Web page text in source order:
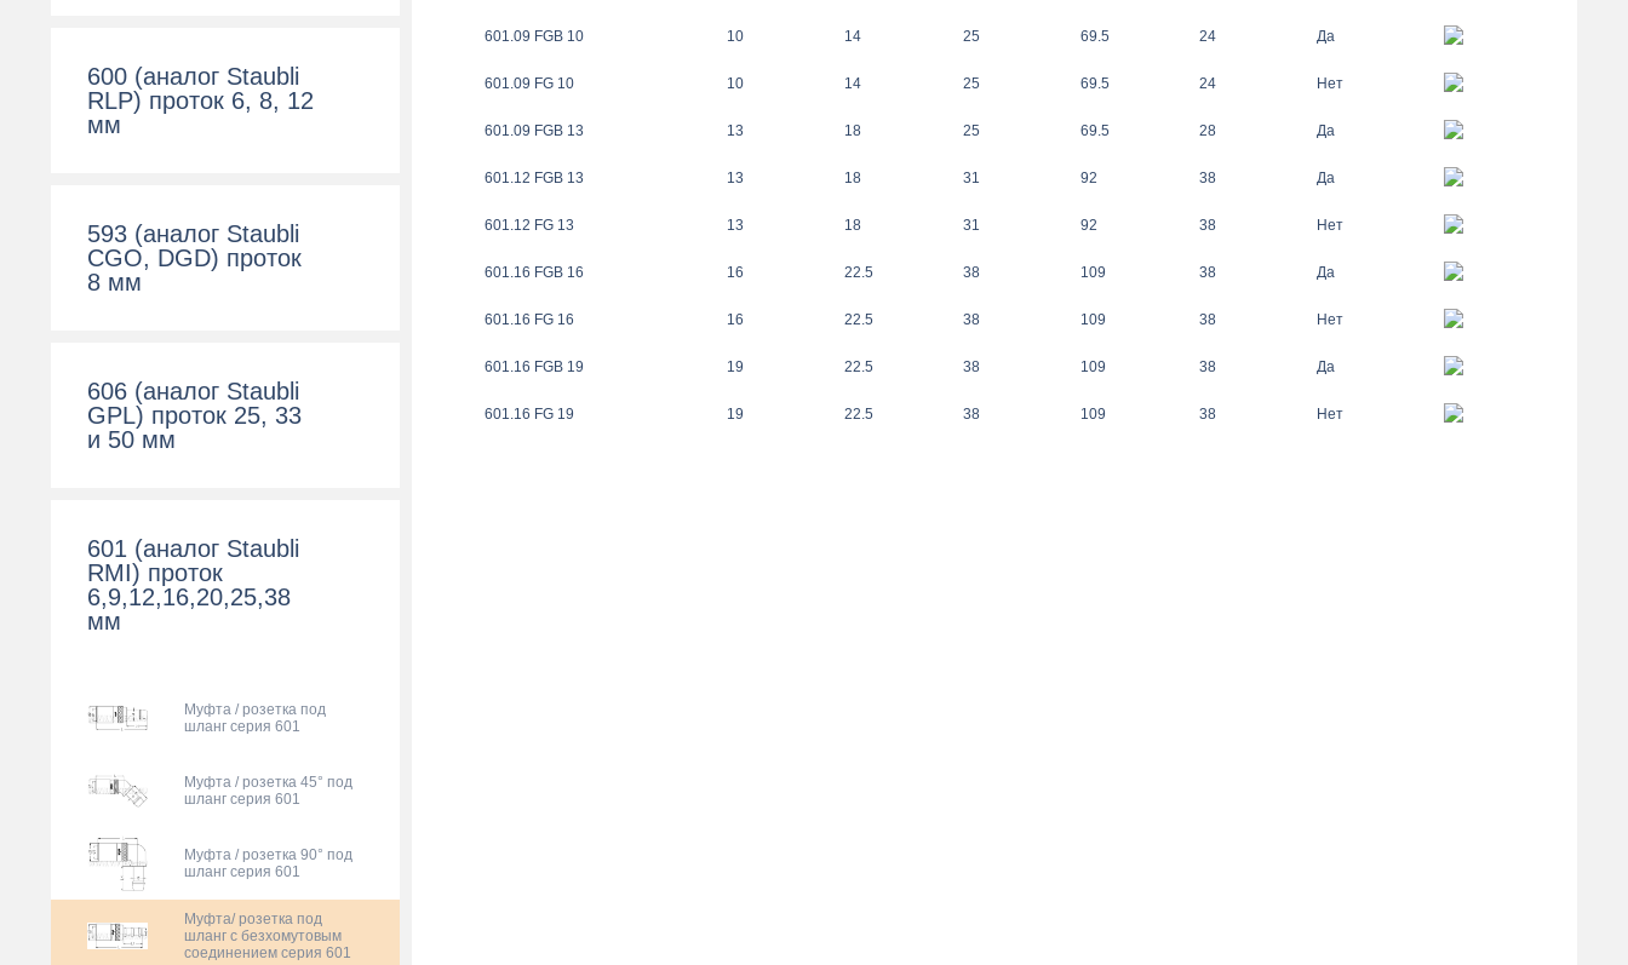
600 (aналог Staubli
RLP) проток 6, 8, 12
мм
593 (аналог Staubli
CGO, DGD) проток
8 мм
606 (аналог Staubli
GPL) проток 25, 33
и 50 мм
601 (аналог Staubli
RMI) проток
6,9,12,16,20,25,38
мм
Муфта / розетка под
шланг серия 601
Муфта / розетка 45° под
шланг серия 601
Муфта / розетка 90° под
шланг серия 601
Муфта/ розетка под
шланг с безхомутовым
соединением серия 601
601.09 FGB 10 10 14 25 69.5 24 Да
601.09 FG 10 10 14 25 69.5 24 Нет
601.09 FGB 13 13 18 25 69.5 28 Да
601.12 FGB 13 13 18 31 92 38 Да
601.12 FG 13 13 18 31 92 38 Нет
601.16 FGB 16 16 22.5 38 109 38 Да
601.16 FG 16 16 22.5 38 109 38 Нет
601.16 FGB 19 19 22.5 38 109 38 Да
601.16 FG 19 19 22.5 38 109 38 Нет